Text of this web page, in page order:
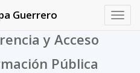
Guerrero
y Acceso
Pública